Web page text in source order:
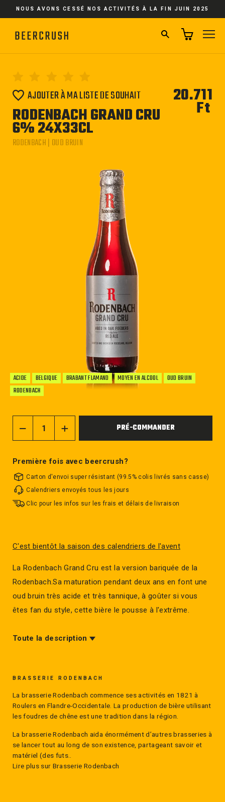
PasserNOUS AVONS CESSÉ NOS ACTIVITÉS À LA FIN JUIN 2025
RECHERCHER
AJOUTER À MA LISTE DE SOUHAIT
RODENBACH GRAND CRU
6% 24X33CL
RODENBACH | OUD BRUIN
ACIDE BELGIQUE BRABANT FLAMAND MOYEN EN ALCOOL
OUD BRUIN
RODENBACH
20.711
Ft
PRÉ-COMMANDER
Première fois avec beercrush?
Carton d'envoi super résistant (99.5% colis livrés sans casse)
Calendriers envoyés tous les jours
Clic pour les infos sur les frais et délais de livraison
C'est bientôt la saison des calendriers de l'avent
La Rodenbach Grand Cru est la version bariquée de la
Rodenbach.Sa maturation pendant deux ans en font une
oud bruin très acide et très tannique, à goûter si vous
êtes fan du style, cette bière le pousse à l'extrême.
Toute la description
BRASSERIE RODENBACH
La brasserie Rodenbach commence ses activités en 1821 à
Roulers en Flandre-Occidentale. La production de bière utilisant
les foudres de chêne est une tradition dans la région.
La brasserie Rodenbach aida énormément d’autres brasseries à
se lancer tout au long de son existence, partageant savoir et
matériel (des futs..
Lire plus sur Brasserie Rodenbach